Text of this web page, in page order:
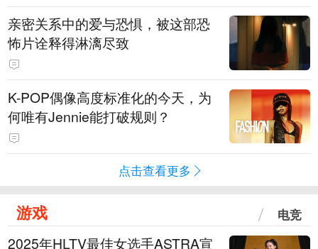
亲密关系中的爱与恐惧，被这部恐
怖片诠释得淋漓尽致
K-POP偶像高度标准化的今天，为
何唯有Jennie能打破规则？
点击查看更多
游戏 电竞
2025年HLTV最佳女选手ASTRA宣